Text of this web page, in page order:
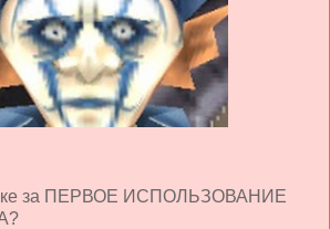
за ПЕРВОЕ ИСПОЛЬЗОВАНИЕ